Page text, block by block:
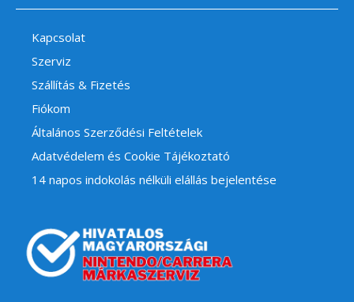
Kapcsolat
Szerviz
Szállítás & Fizetés
Fiókom
Általános Szerződési Feltételek
Adatvédelem és Cookie Tájékoztató
14 napos indokolás nélküli elállás bejelentése